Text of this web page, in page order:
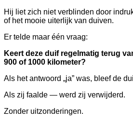
Hij liet zich niet verblinden door
of het mooie uiterlijk van duiven.
Er telde maar één vraag:
Keert deze duif regelmatig terug
900 of 1000 kilometer?
Als het antwoord „ja” was, bleef de
Als zij faalde — werd zij verwijderd.
Zonder uitzonderingen.